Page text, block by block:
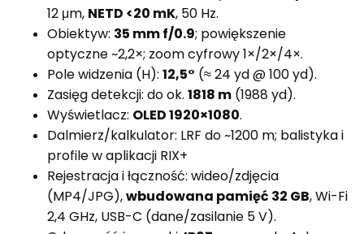
12 μm, NETD <20 mK, 50 Hz.
Obiektyw: 35 mm f/0.9; powiększenie
optyczne ~2,2×; zoom cyfrowy 1×/2×/4×.
Pole widzenia (H): 12,5° (≈ 24 yd @ 100 yd).
Zasięg detekcji: do ok. 1818 m (1988 yd).
Wyświetlacz: OLED 1920×1080.
Dalmierz/kalkulator: LRF do ~1200 m; balistyka i
profile w aplikacji RIX+
Rejestracja i łączność: wideo/zdjęcia
(MP4/JPG),wbudowana pamięć 32 GB, Wi-Fi
2,4 GHz, USB-C (dane/zasilanie 5 V).